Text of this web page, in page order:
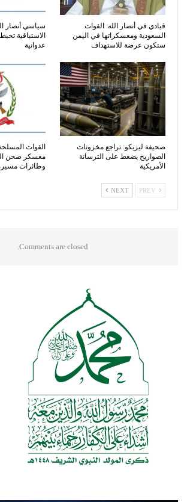
قيادي في أنصار الله: القوات
السعودية ومعسكراتها في اليمن
ستكون عرضة للاستهداف
سياسي أنصار
الاستباقية
عدوانية
صحيفة ليزيكو: تراجع مخزونات
الصواريخ يضغط على الترسانة
الأمريكية
القوات
معسكر صحن
وطائرات
NEXT
Comments are closed.